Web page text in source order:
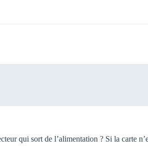
qui sort de l’alimentation ? Si la carte